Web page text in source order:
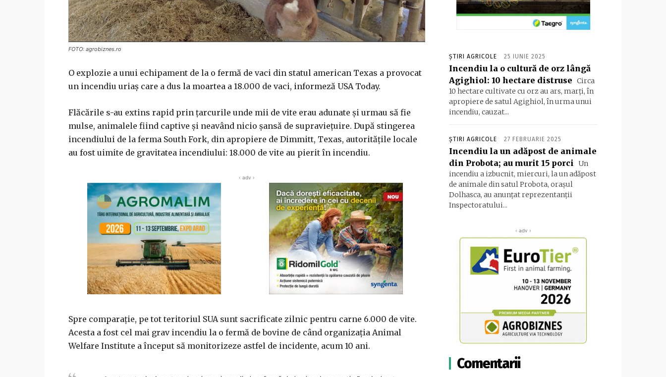
FOTO: agrobiznes.ro
O explozie a unui echipament de la o fermă de vaci din statul american Texas a provocat
un incendiu uriaș care a dus la moartea a 18.000 de vaci, informeză USA Today.
Flăcările s-au extins rapid prin țarcurile unde mii de vite erau adunate și urmau să fie
mulse, animalele fiind captive și neavând nicio șansă de supraviețuire. După stingerea
incendiului de la ferma South Fork, din apropiere de Dimmitt, Texas, autoritățile locale
au fost uimite de gravitatea incendiului: 18.000 de vite au pierit în incendiu.
‹ adv ›
Spre comparație, pe tot teritoriul SUA sunt sacrificate zilnic pentru carne 6.000 de vite.
Acesta a fost cel mai grav incendiu la o fermă de bovine de când organizația Animal
Welfare Institute a început să monitorizeze astfel de incidente, acum 10 ani.
ȘTIRI AGRICOLE 25 IUNIE 2025
Incendiu la o cultură de orz lângă
Agighiol: 10 hectare distruse Circa
10 hectare cultivate cu orz au ars, marți, în
apropiere de satul Agighiol, în urma unui
incendiu, cauzat...
ȘTIRI AGRICOLE 27 FEBRUARIE 2025
Incendiu la un adăpost de animale
din Probota; au murit 15 porci
Un
incendiu a izbucnit, miercuri, la un adăpost
de animale din satul Probota, orașul
Dolhasca, au anunțat reprezentanții
Inspectoratului...
‹ adv ›
Comentarii